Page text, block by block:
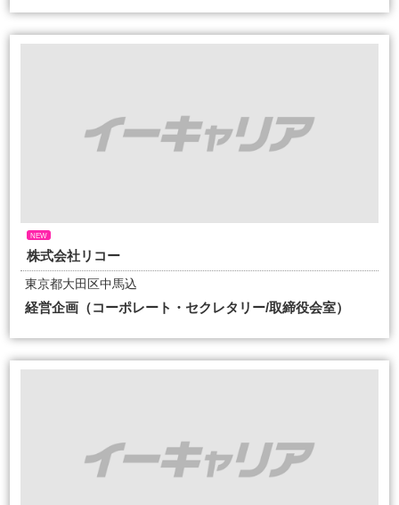
NEW
株式会社リコー
東京都大田区中馬込
経営企画（コーポレート・セクレタリー/取締役会室）